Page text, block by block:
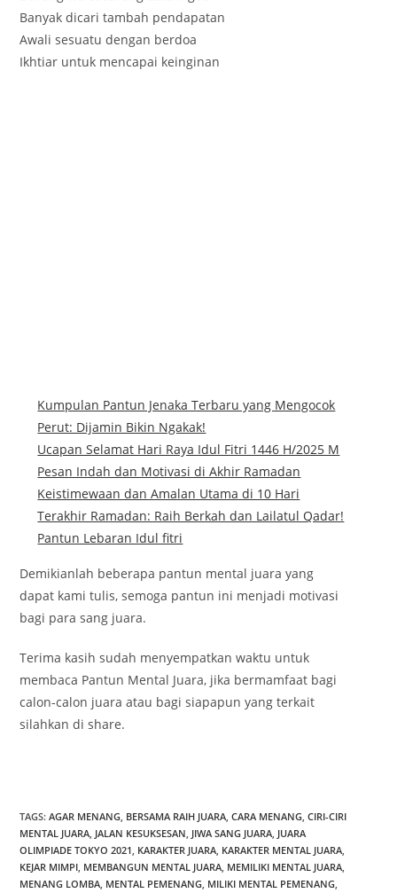
Banyak dicari tambah pendapatan
Awali sesuatu dengan berdoa
Ikhtiar untuk mencapai keinginan
Kumpulan Pantun Jenaka Terbaru yang Mengocok
Perut: Dijamin Bikin Ngakak!
Ucapan Selamat Hari Raya Idul Fitri 1446 H/2025 M
Pesan Indah dan Motivasi di Akhir Ramadan
Keistimewaan dan Amalan Utama di 10 Hari
Terakhir Ramadan: Raih Berkah dan Lailatul Qadar!
Pantun Lebaran Idul fitri
Demikianlah beberapa pantun mental juara yang
dapat kami tulis, semoga pantun ini menjadi motivasi
bagi para sang juara.
Terima kasih sudah menyempatkan waktu untuk
membaca Pantun Mental Juara, jika bermamfaat bagi
calon-calon juara atau bagi siapapun yang terkait
silahkan di share.
TAGS:AGAR MENANG, BERSAMA RAIH JUARA, CARA MENANG, CIRI-CIRI
MENTAL JUARA, JALAN KESUKSESAN, JIWA SANG JUARA, JUARA
OLIMPIADE TOKYO 2021, KARAKTER JUARA, KARAKTER MENTAL JUARA,
KEJAR MIMPI, MEMBANGUN MENTAL JUARA, MEMILIKI MENTAL JUARA,
MENANG LOMBA, MENTAL PEMENANG, MILIKI MENTAL PEMENANG,